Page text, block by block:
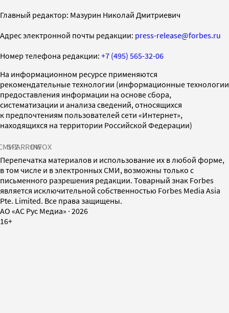
Главный редактор: Мазурин Николай Дмитриевич
Адрес электронной почты редакции: press-release@forbes.ru
Номер телефона редакции: +7 (495) 565-32-06
На информационном ресурсе применяются
рекомендательные технологии (информационные технологии
предоставления информации на основе сбора,
систематизации и анализа сведений, относящихся
к предпочтениям пользователей сети «Интернет»,
находящихся на территории Российской Федерации)
SPARROWINFOX
Перепечатка материалов и использование их в любой форме,
в том числе и в электронных СМИ, возможны только с
письменного разрешения редакции. Товарный знак Forbes
является исключительной собственностью Forbes Media Asia
Pte. Limited. Все права защищены.
AO «АС Рус Медиа» · 2026
16+